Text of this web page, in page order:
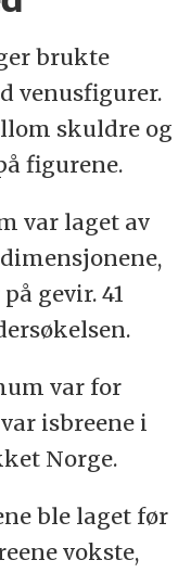
brukte
venusfigurer.
skuldre og
figurene.
var laget av
gevir. 41
var for
isbreene i
Norge.
ble laget før
vokste,